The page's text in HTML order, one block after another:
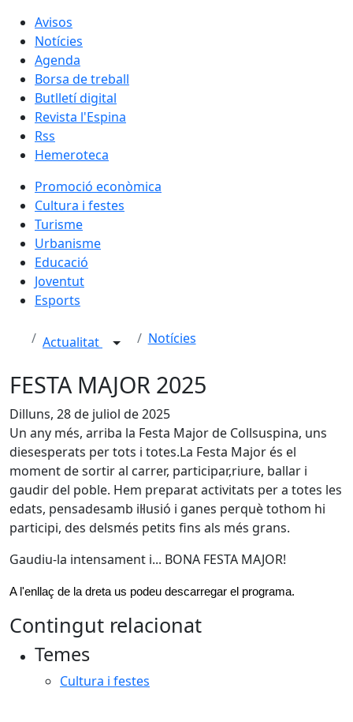
Avisos
Notícies
Agenda
Borsa de treball
Butlletí digital
Revista l'Espina
Rss
Hemeroteca
Promoció econòmica
Cultura i festes
Turisme
Urbanisme
Educació
Joventut
Esports
Actualitat Notícies
FESTA MAJOR 2025
Dilluns, 28 de juliol de 2025
Un any més, arriba la Festa Major de Collsuspina, uns
diesesperats per tots i totes.La Festa Major és el
moment de sortir al carrer, participar,riure, ballar i
gaudir del poble. Hem preparat activitats per a totes les
edats, pensadesamb il·lusió i ganes perquè tothom hi
participi, des delsmés petits fins als més grans.
Gaudiu-la intensament i... BONA FESTA MAJOR!
A l'enllaç de la dreta us podeu descarregar el programa.
Contingut relacionat
Temes
Cultura i festes